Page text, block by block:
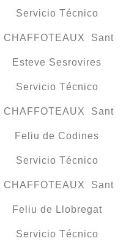
Servicio Técnico
CHAFFOTEAUX Sant
Esteve Sesrovires
Servicio Técnico
CHAFFOTEAUX Sant
Feliu de Codines
Servicio Técnico
CHAFFOTEAUX Sant
Feliu de Llobregat
Servicio Técnico